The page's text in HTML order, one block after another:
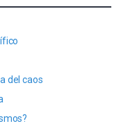
del caos